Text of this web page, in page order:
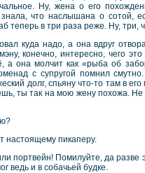
Ну, жена о его
что наслышана о сотой,
теперь в три раза реже. Ну, три,
куда надо, а она вдруг
конечно, интересно, чего это
а она молчит как «рыба об
с супругой помнил смутно.
долг, спьяну что-то там в
ты так на мою жену похожа.
настоящему пикаперу.
портвейн! Помилуйте, да разве
ведь и в собачьей будке.